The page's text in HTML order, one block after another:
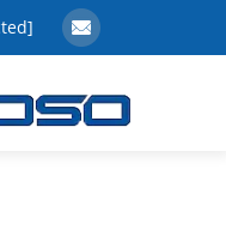
[email protected]